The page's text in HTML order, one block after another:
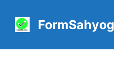
content
FormSahyog